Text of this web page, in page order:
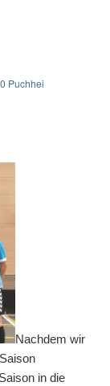
Ort
Nachdem wir
in die